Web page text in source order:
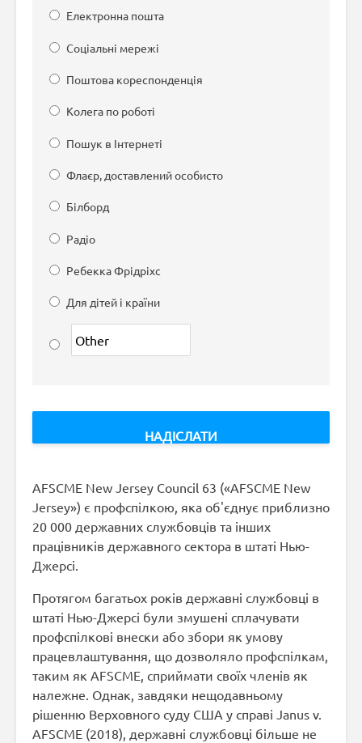
Електронна пошта
Соціальні мережі
Поштова кореспонденція
Колега по роботі
Пошук в Інтернеті
Флаєр, доставлений особисто
Білборд
Радіо
Ребекка Фрідріхс
Для дітей і країни
AFSCME New Jersey Council 63 («AFSCME New
Jersey») є профспілкою, яка об'єднує приблизно
20 000 державних службовців та інших
працівників державного сектора в штаті Нью-
Джерсі.
Протягом багатьох років державні службовці в
штаті Нью-Джерсі були змушені сплачувати
профспілкові внески або збори як умову
працевлаштування, що дозволяло профспілкам,
таким як AFSCME, сприймати своїх членів як
належне. Однак, завдяки нещодавньому
рішенню Верховного суду США у справі Janus v.
AFSCME (2018), державні службовці більше не